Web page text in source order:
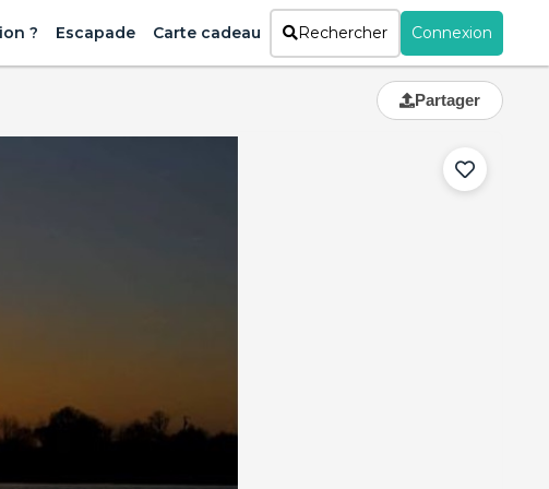
? Escapade Carte cadeau Rechercher Connexion
Partager